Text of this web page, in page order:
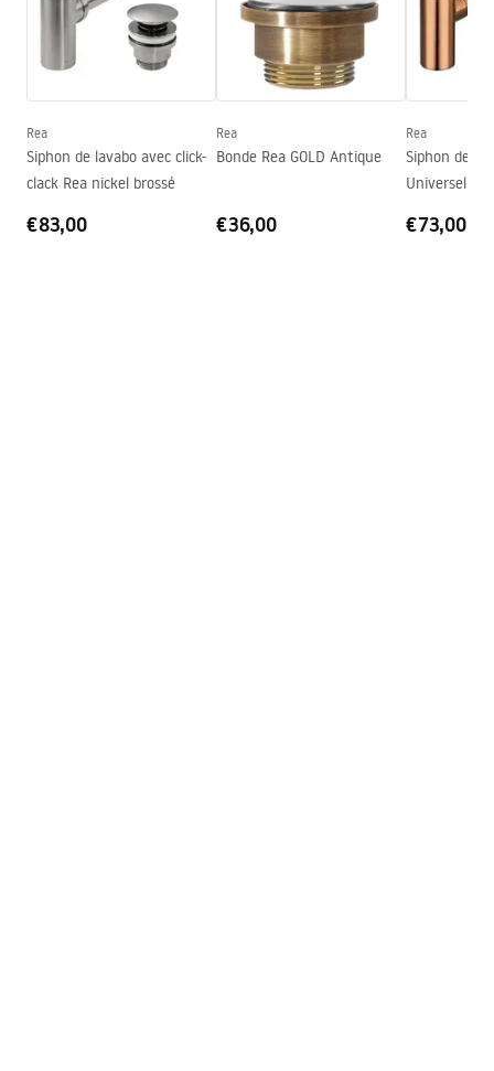
Largeur
395mm
Hauteur
120mm
95mm
Forme
Trou de robinet
Non
Conditions de garantie
Warranty_Terms_and_Conditions_Basins_-_5.pdf
Rea
Siphon de lavabo avec click-
clack Rea nickel brossé
€83,00
Rea
Bonde Rea GOLD Antique
€36,00
Rea
Siphon de
Universel
€73,00